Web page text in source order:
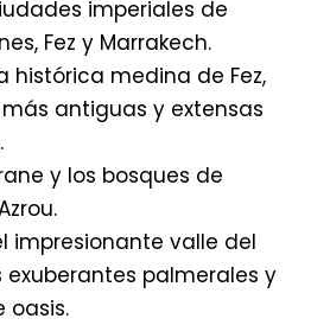
imperiales de
Fez y Marrakech.
histórica medina de Fez,
antiguas y extensas
y los bosques de
impresionante valle del
exuberantes palmerales y
oasis.